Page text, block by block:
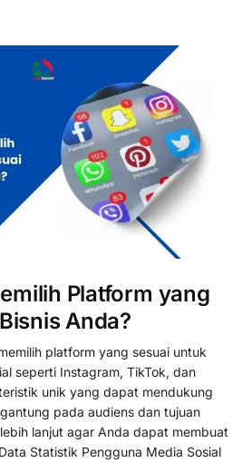
Platform yang
Anda?
platform yang sesuai untuk
seperti Instagram, TikTok, dan
unik yang dapat mendukung
pada audiens dan tujuan
lanjut agar Anda dapat membuat
Statistik Pengguna Media Sosial